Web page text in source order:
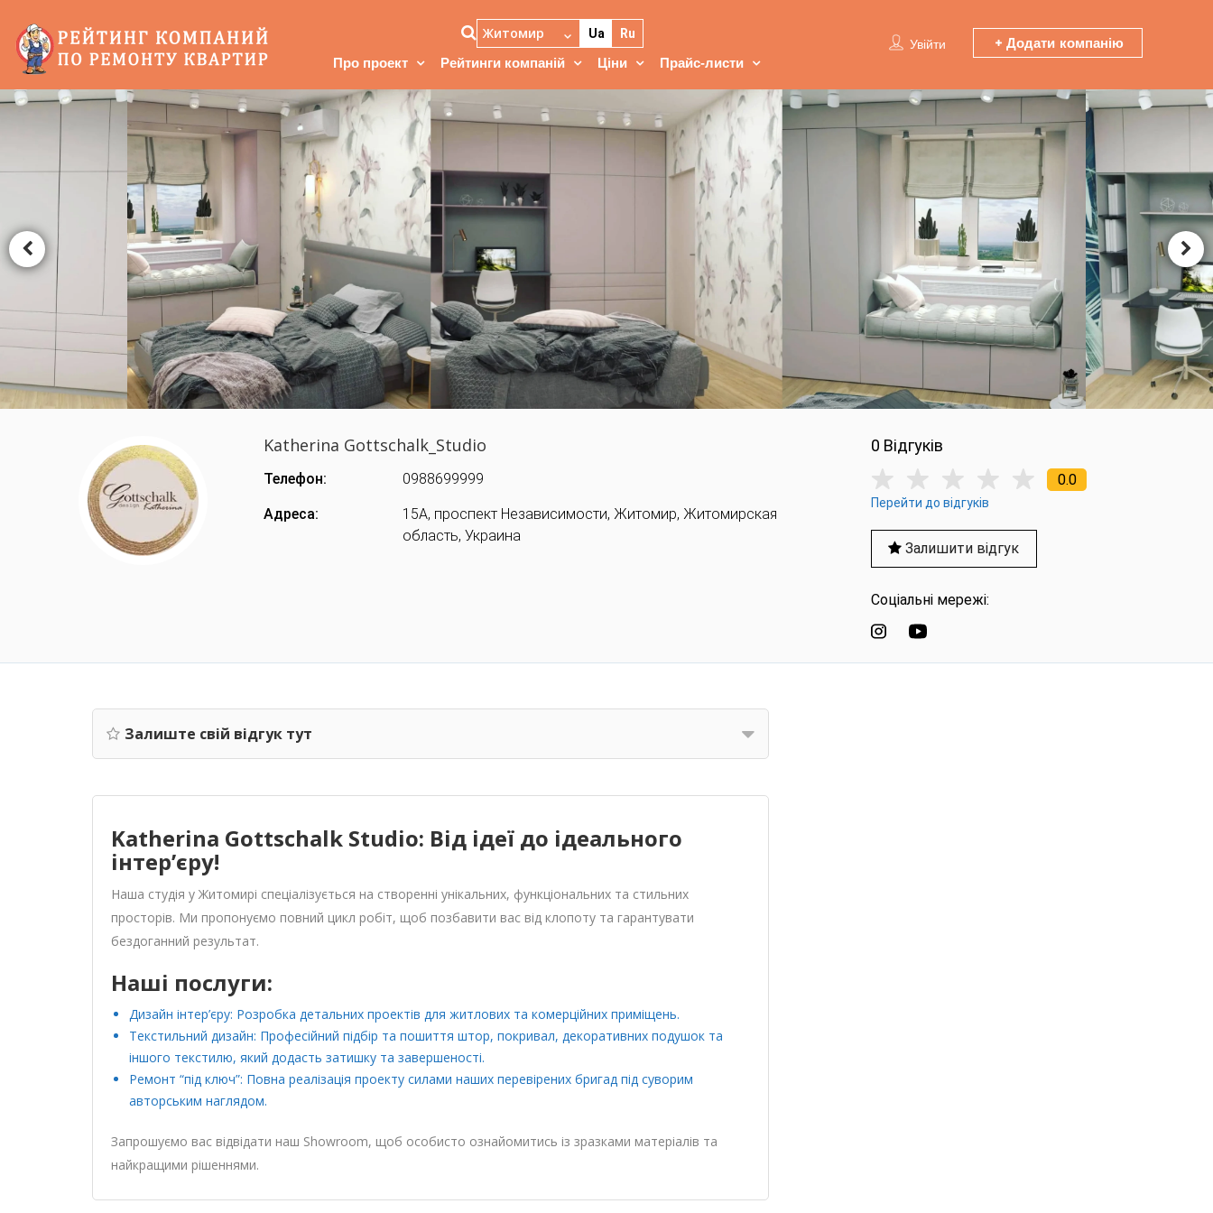
Житомир Ua Ru
Про проект Рейтинги компаній Ціни Прайс-листи
Увійти Додати компанію
Katherina Gottschalk_Studio
Телефон: 0988699999
Адреса:
15A, проспект Независимости, Житомир, Житомирская
область, Украина
0 Вiдгукiв
0.0
Перейти до відгуків
Залишити відгук
Соціальні мережі:
Залиште свій відгук тут
Katherina Gottschalk Studio: Від ідеї до ідеального
інтер’єру!
Наша студія у Житомирі спеціалізується на створенні унікальних, функціональних та стильних
просторів. Ми пропонуємо повний цикл робіт, щоб позбавити вас від клопоту та гарантувати
бездоганний результат.
Наші послуги:
Дизайн інтер’єру: Розробка детальних проектів для житлових та комерційних приміщень.
Текстильний дизайн: Професійний підбір та пошиття штор, покривал, декоративних подушок та
іншого текстилю, який додасть затишку та завершеності.
Ремонт “під ключ”: Повна реалізація проекту силами наших перевірених бригад під суворим
авторським наглядом.
Запрошуємо вас відвідати наш Showroom, щоб особисто ознайомитись із зразками матеріалів та
найкращими рішеннями.